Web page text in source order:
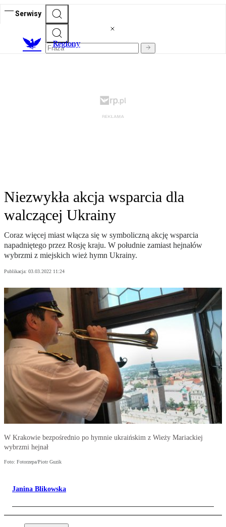
Serwisy
Regiony
Niezwykła akcja wsparcia dla
walczącej Ukrainy
Coraz więcej miast włącza się w symboliczną akcję wsparcia
napadniętego przez Rosję kraju. W południe zamiast hejnałów
wybrzmi z miejskich wież hymn Ukrainy.
Publikacja: 03.03.2022 11:24
W Krakowie bezpośrednio po hymnie ukraińskim z Wieży Mariackiej
wybrzmi hejnał
Foto: Fotorzepa/Piotr Guzik
Janina Blikowska